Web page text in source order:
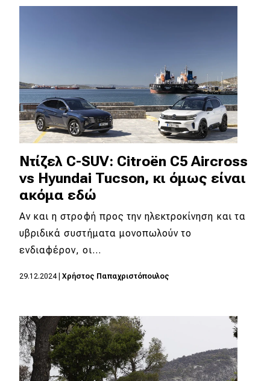
Ντίζελ C-SUV: Citroën C5 Aircross
vs Hyundai Tucson, κι όμως είναι
ακόμα εδώ
Αν και η στροφή προς την ηλεκτροκίνηση και τα
υβριδικά συστήματα μονοπωλούν το
ενδιαφέρον, οι…
29.12.2024| Χρήστος Παπαχριστόπουλος